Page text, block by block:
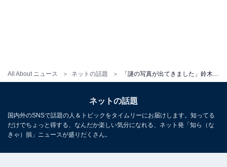
All About ニュース ネットの話題
ネットの話題
国内外のSNSで話題の人＆トピックをタイムリーにお届けします。知ってる
だけでちょっと得する、なんだか楽しい気分になれる、ネット発「知ら（な
きゃ）損」ニュースが盛りだくさん。